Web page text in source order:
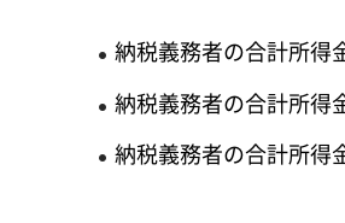
納税義務者の合計所得
納税義務者の合計所得
納税義務者の合計所得